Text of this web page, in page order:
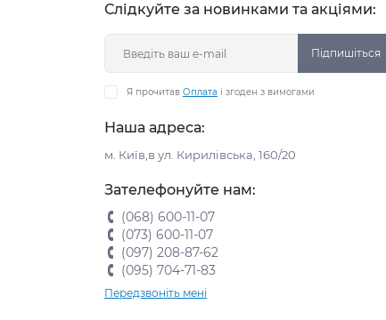
Слідкуйте за новинками та акціями:
Підпишіться
Я прочитав Оплата і згоден з вимогами
Наша адреса:
м. Київ,в ул. Кирилівська, 160/20
Зателефонуйте нам:
(068) 600-11-07
(073) 600-11-07
(097) 208-87-62
(095) 704-71-83
Передзвоніть мені